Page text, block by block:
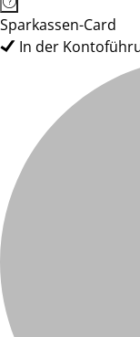
Sparkassen-Card
In der